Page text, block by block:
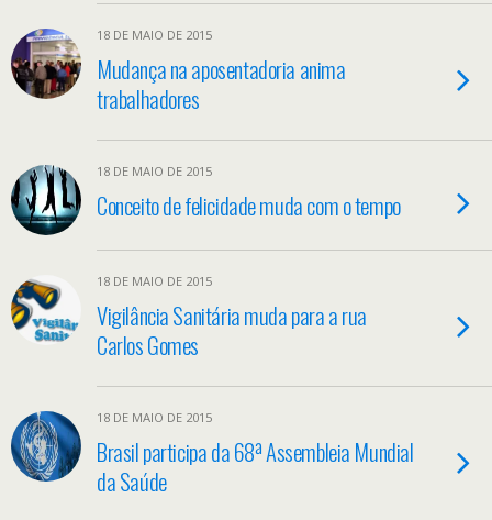
18 DE MAIO DE 2015
Mudança na aposentadoria anima
trabalhadores
18 DE MAIO DE 2015
Conceito de felicidade muda com o tempo
18 DE MAIO DE 2015
Vigilância Sanitária muda para a rua
Carlos Gomes
18 DE MAIO DE 2015
Brasil participa da 68ª Assembleia Mundial
da Saúde